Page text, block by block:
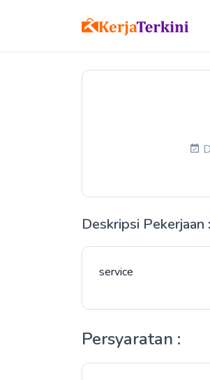
Deskripsi Pekerjaan :
service
Persyaratan :